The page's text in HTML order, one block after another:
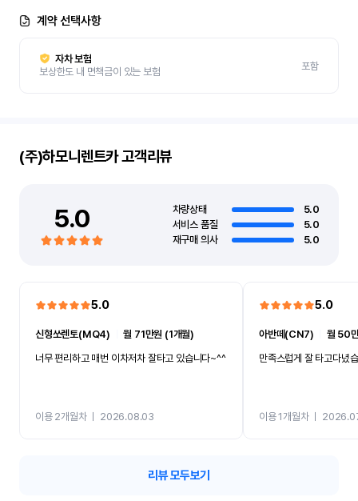
계약 선택사항
자차 보험
보상한도 내 면책금이 있는 보험
포함
(주)하모니렌트카고객리뷰
5.0 차량상태
5.0
서비스 품질
5.0
재구매 의사
5.0
5.0
신형쏘렌토(MQ4) ㅣ월 71만원 (1개월)
너무 편리하고 매번 이차저차 잘타고 있습니다~^^
이용 2개월차ㅣ 2026.08.03
5.0
아반떼(CN7)
월 50
만족스럽게 잘 타고다녔
이용 1개월차ㅣ
리뷰 모두보기